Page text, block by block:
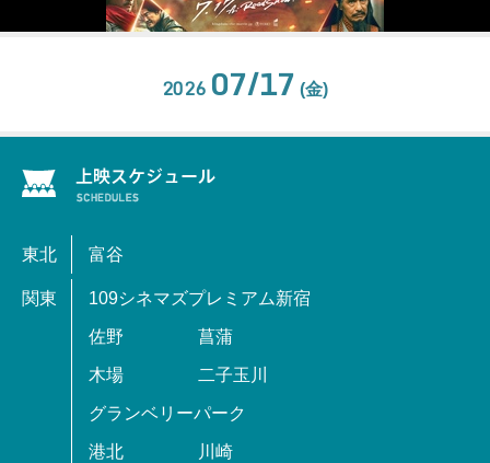
2026 07/17 (金)
東北 富谷
関東 109シネマズプレミアム新宿
佐野 菖蒲
木場 二子玉川
グランベリーパーク
港北 川崎